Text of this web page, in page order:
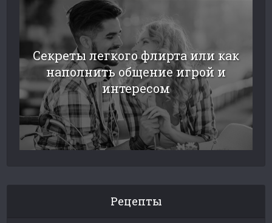
Секреты легкого флирта или как
наполнить общение игрой и
интересом
Рецепты